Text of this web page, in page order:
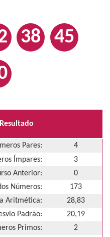
38
45
Pares:
4
Ímpares:
3
Anterior:
0
Números:
173
Aritmética:
28,83
Padrão:
20,19
Primos:
2